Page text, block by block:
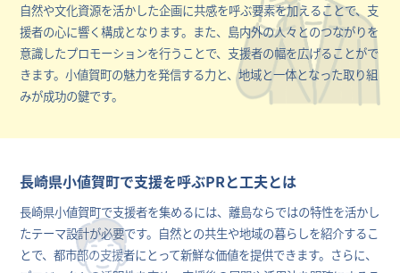
自然や文化資源を活かした企画に共感を呼ぶ要素を加えることで、支
援者の心に響く構成となります。また、島内外の人々とのつながりを
意識したプロモーションを行うことで、支援者の幅を広げることがで
きます。小値賀町の魅力を発信する力と、地域と一体となった取り組
みが成功の鍵です。
長崎県小値賀町で支援を呼ぶPRと工夫とは
長崎県小値賀町で支援者を集めるには、離島ならではの特性を活かし
たテーマ設計が必要です。自然との共生や地域の暮らしを紹介するこ
とで、都市部の支援者にとって新鮮な価値を提供できます。さらに、